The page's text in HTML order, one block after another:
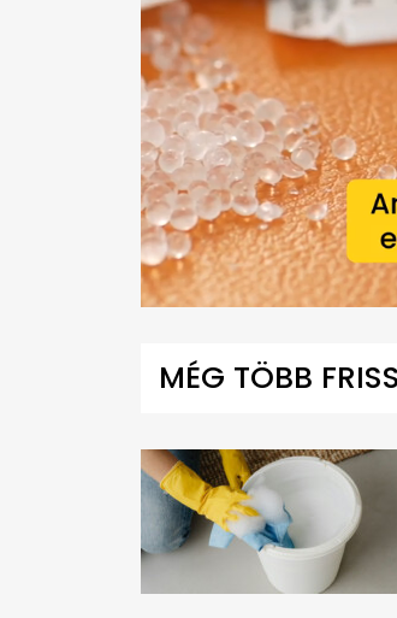
secondsVolume
MÉG TÖBB